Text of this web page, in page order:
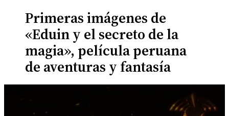
Primeras imágenes de
«Eduin y el secreto de la
magia», película peruana
de aventuras y fantasía